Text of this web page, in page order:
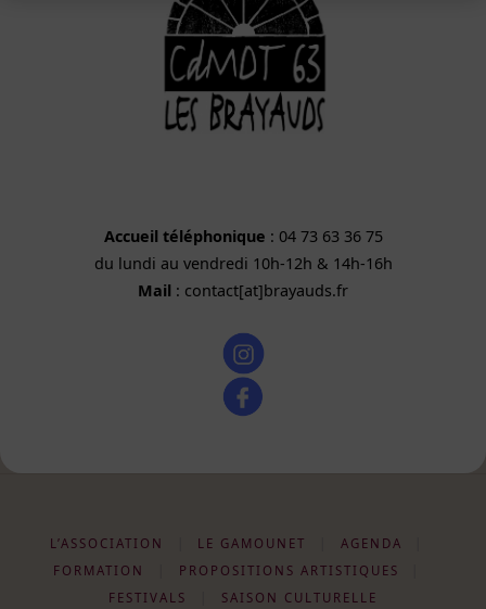
Accueil téléphonique : 04 73 63 36 75
du lundi au vendredi 10h-12h & 14h-16h
Mail : contact[at]brayauds.fr
L’ASSOCIATION LE GAMOUNET AGENDA
FORMATION
PROPOSITIONS ARTISTIQUES
FESTIVALS
SAISON CULTURELLE